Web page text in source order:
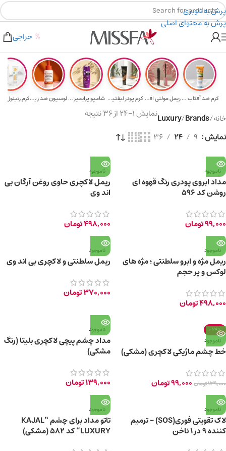
پرش به ناوبری
پرش به محتوای اصلی
۲٪ تخفیف روی سبد خرید برای روش کارت به کارت
هدیه برای خرید های بالای ۵ میلیون تومن
حراجی
کرم ضد آفتاب حا... ریمل مولتی افکت... کرم پودر لیفتین... شامپو پرایمیر پ... لوسیون ضد ریزش ...
خانه/
Brands
/
Luxuryنمایش 1–24 از 36 نتیجه
نمایش 9
24
36
ناموجود
مداد ابروی پودری رنگ قهوه ای
روشن کد 596
99,000تومان
ناموجود
ریمل لاکچری حاوی روغن آرگان بی
اند وی
498,000تومان
ناموجود
ریمل مژه و ابرو سلطنتی ؛ مژه های
لوکس و پر حجم
498,000تومان
ناموجود
ریمل سلطنتی و لاکچری بی اند وی
370,000تومان
-29%
ناموجود
خط چشم ماژیکی لاکچری (مشکی)
139,000تومان 99,000تومان
ناموجود
‫مداد چشم پیچی لاکچری بلیتا (رنگ
مشکی)
139,000تومان
ناموجود
لاک تقویتی فوری(SOS) – ترمیم
کننده 9 در 1 ناخن
ناموجود
تاتو مداد برای چشم “KAJAL
LUXURY” کد 582 (مشکی)